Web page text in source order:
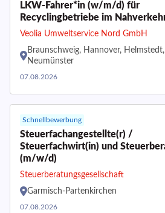
LKW-Fahrer*in (w/m/d) für
Recyclingbetriebe im
Veolia Umweltservice Nord GmbH
Braunschweig, Hannover,
Neumünster
07.08.2026
Schnellbewerbung
Steuerfachangestellte(r) /
Steuerfachwirt(in) und
(m/w/d)
Steuerberatungsgesellschaft
Garmisch-Partenkirchen
07.08.2026